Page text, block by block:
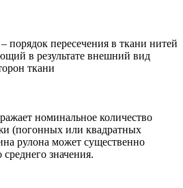
порядок пересечения в ткани нитей
в результате внешний вид
ткани
номинальное количество
(погонных или квадратных
рулона может существенно
среднего значения.